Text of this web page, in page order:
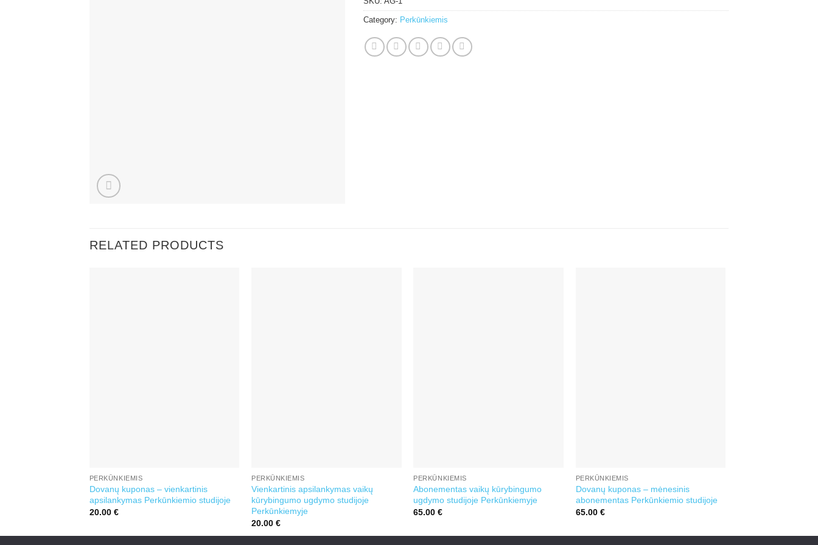
Category: Perkūnkiemis
RELATED PRODUCTS
PERKŪNKIEMIS
Dovanų kuponas – vienkartinis
apsilankymas Perkūnkiemio studijoje
20.00 €
PERKŪNKIEMIS
Vienkartinis apsilankymas vaikų
kūrybingumo ugdymo studijoje
Perkūnkiemyje
20.00€
PERKŪNKIEMIS
Abonementas vaikų kūrybingumo
ugdymo studijoje Perkūnkiemyje
65.00€
PERKŪNKIEMIS
Dovanų kuponas – mėnesinis
abonementas Perkūnkiemio studijoje
65.00 €